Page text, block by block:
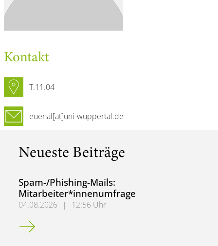
Kontakt
T.11.04
euenal[at]uni-wuppertal.de
Neueste Beiträge
Spam-/Phishing-Mails:
Mitarbeiter*innenumfrage
04.08.2026 |
12:56 Uhr
Spam-/Phishing-Mails: Mitarbeiter*innenumfrage